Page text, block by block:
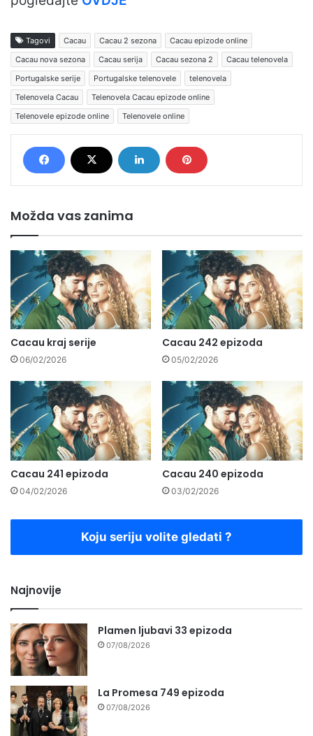
Tagovi Cacau Cacau 2 sezona
Cacau epizode online
Cacau nova sezona
Cacau serija Cacau sezona 2
Cacau telenovela
Portugalske serije
Portugalske telenovele
telenovela
Telenovela Cacau
Telenovela Cacau epizode online
Telenovele epizode online
Telenovele online
Možda vas zanima
Cacau kraj serije
06/02/2026
Cacau 242 epizoda
05/02/2026
Cacau 241 epizoda
04/02/2026
Cacau 240 epizoda
03/02/2026
Koju seriju volite gledati ?
Najnovije
Plamen ljubavi 33 epizoda
07/08/2026
La Promesa 749 epizoda
07/08/2026